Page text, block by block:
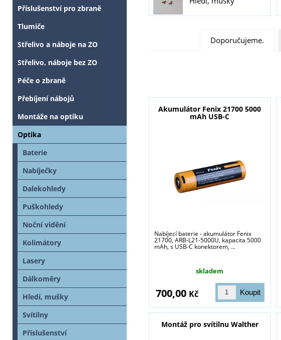
Doporučujeme.
Akumulátor Fenix 21700 5000
mAh USB-C
Nabíjecí baterie - akumulátor Fenix
21700, ARB-L21-5000U, kapacita 5000
mAh, s USB-C konektorem, ...
skladem
700,00 Kč
Montáž pro svítilnu Walther
Příslušenství pro zbraně
Tlumiče
Střelivo a náboje na ZO
Střelivo, náboje bez ZO
Péče o zbraně
Přebíjení nábojů
Montáže na optiku
Optika
Baterie
Nabíječky
Dalekohledy
Puškohledy
Noční vidění
Kolimátory
Lasery
Dálkoměry
Hledí, mušky
Svítilny
Příslušenství